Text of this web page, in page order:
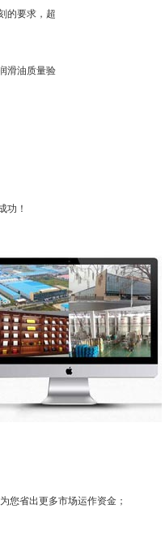
的要求，超
滑油质量验
功！
您省出更多市场运作资金；